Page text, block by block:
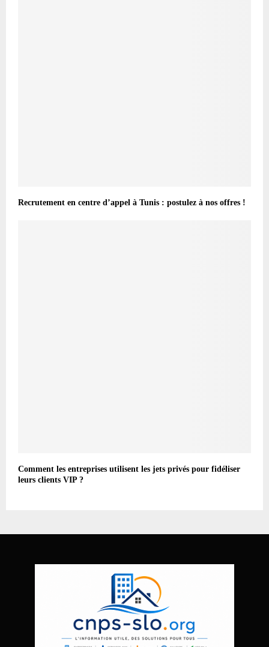
Recrutement en centre d’appel à Tunis : postulez à nos offres !
Comment les entreprises utilisent les jets privés pour fidéliser
leurs clients VIP ?